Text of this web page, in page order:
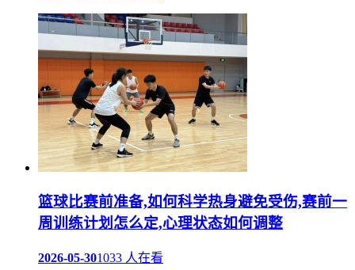
篮球比赛前准备,如何科学热身避免受伤,赛前一
周训练计划怎么定,心理状态如何调整
2026-05-301033 人在看